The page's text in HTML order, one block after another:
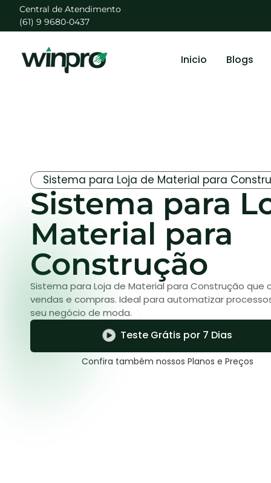
Central de Atendimento
(61) 9 9680-0437
Inicio Blogs
Sistema para Loja de Material para
Sistema para
Material para
Construção
Sistema para Loja de Material para Construção
vendas e compras. Ideal para automatizar
seu negócio de moda.
Teste Grátis por 7 Dias
Confira também nossos Planos e Preços